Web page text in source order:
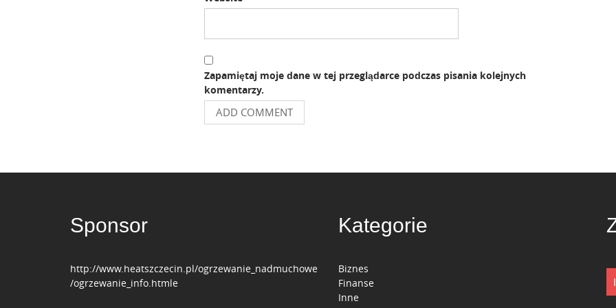
Zapamiętaj moje dane w tej przeglądarce podczas pisania kolejnych
komentarzy.
Sponsor
http://www.heatszczecin.pl/ogrzewanie_nadmuchowe
/ogrzewanie_info.htmle
Kategorie
Biznes
Finanse
Inne
IT